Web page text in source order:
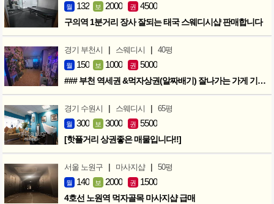
월 132 보 2000 권 4500
구의역 1분거리 장사 잘되는 태국 스웨디시샵 판매합니다
경기 부천시 | 스웨디시 | 40평
월 150 보 1000 권 5000
### 부천 역세권 &먹자상권(알짜배기) 잘나가는 가게 기회입니다 ###
경기 수원시 | 스웨디시 | 65평
월 300 보 3000 권 5500
[핫플거리 상권좋은 매물입니다!!]
서울 노원구 | 마사지샵 | 50평
월 140 보 2000 권 1500
4호선 노원역 먹자골목 마사지샵 급매